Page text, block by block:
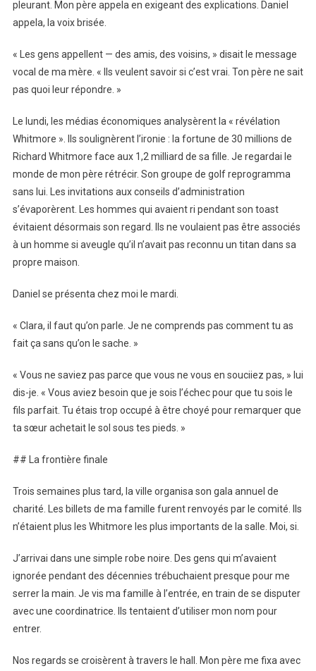
pleurant. Mon père appela en exigeant des explications. Daniel
appela, la voix brisée.
« Les gens appellent — des amis, des voisins, » disait le message
vocal de ma mère. « Ils veulent savoir si c’est vrai. Ton père ne sait
pas quoi leur répondre. »
Le lundi, les médias économiques analysèrent la « révélation
Whitmore ». Ils soulignèrent l’ironie : la fortune de 30 millions de
Richard Whitmore face aux 1,2 milliard de sa fille. Je regardai le
monde de mon père rétrécir. Son groupe de golf reprogramma
sans lui. Les invitations aux conseils d’administration
s’évaporèrent. Les hommes qui avaient ri pendant son toast
évitaient désormais son regard. Ils ne voulaient pas être associés
à un homme si aveugle qu’il n’avait pas reconnu un titan dans sa
propre maison.
Daniel se présenta chez moi le mardi.
« Clara, il faut qu’on parle. Je ne comprends pas comment tu as
fait ça sans qu’on le sache. »
« Vous ne saviez pas parce que vous ne vous en souciiez pas, » lui
dis-je. « Vous aviez besoin que je sois l’échec pour que tu sois le
fils parfait. Tu étais trop occupé à être choyé pour remarquer que
ta sœur achetait le sol sous tes pieds. »
## La frontière finale
Trois semaines plus tard, la ville organisa son gala annuel de
charité. Les billets de ma famille furent renvoyés par le comité. Ils
n’étaient plus les Whitmore les plus importants de la salle. Moi, si.
J’arrivai dans une simple robe noire. Des gens qui m’avaient
ignorée pendant des décennies trébuchaient presque pour me
serrer la main. Je vis ma famille à l’entrée, en train de se disputer
avec une coordinatrice. Ils tentaient d’utiliser mon nom pour
entrer.
Nos regards se croisèrent à travers le hall. Mon père me fixa avec